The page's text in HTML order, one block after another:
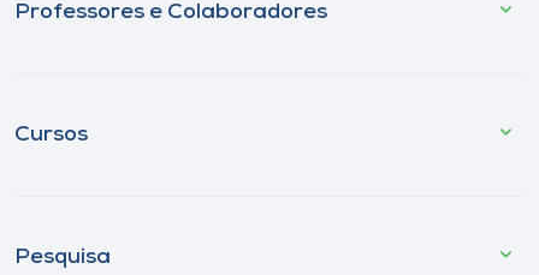
Professores e Colaboradores
Cursos
Pesquisa